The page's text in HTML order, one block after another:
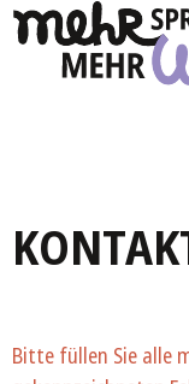
Bitte füllen Sie alle